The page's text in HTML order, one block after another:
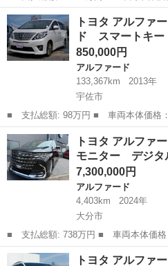
ー名： トヨタ ■ 車種名： アルファ
ド名： ＳＲ Ｃパッケージ 純正ナ
アロ 社...
大分 大分市 アルファード
トヨタ アルファ
ド スマートキ
850,000円
アルファード
133,367km
2013年
宇佐市
■ 支払総額: 98万円 ■ 車両本体価格： 850,000 円 ■ メーカー
名： トヨタ ■ 車種名： アルファ
Ｓ タイプゴールド スマートキー
クモニター フル...
大分 宇佐市 アルファード
トヨタ アルファ
モニター デジ
7,300,000円
アルファード
4,403km
2024年
大分市
■ 支払総額: 738万円 ■ 車両本体価格： 7,300,000 円 ■ メーカー
名： トヨタ ■ 車種名： アルファー
名： Ｚ 全方位モニター デジタル
大分 大分市 アルファード
トヨタ アルファ